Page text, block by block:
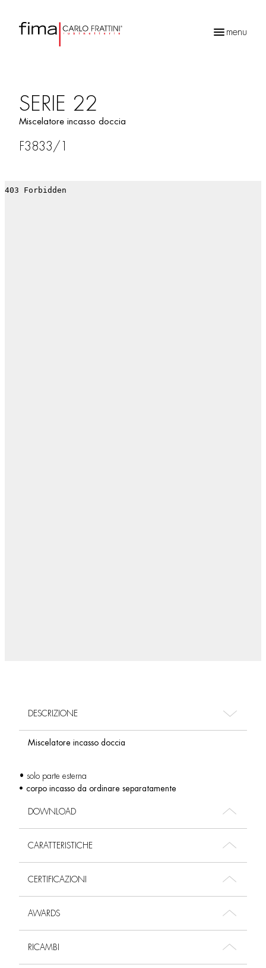
menu
SERIE 22
Miscelatore incasso doccia
F3833/1
DESCRIZIONE
Miscelatore incasso doccia
• solo parte esterna
• corpo incasso da ordinare separatamente
DOWNLOAD
CARATTERISTICHE
CERTIFICAZIONI
AWARDS
RICAMBI